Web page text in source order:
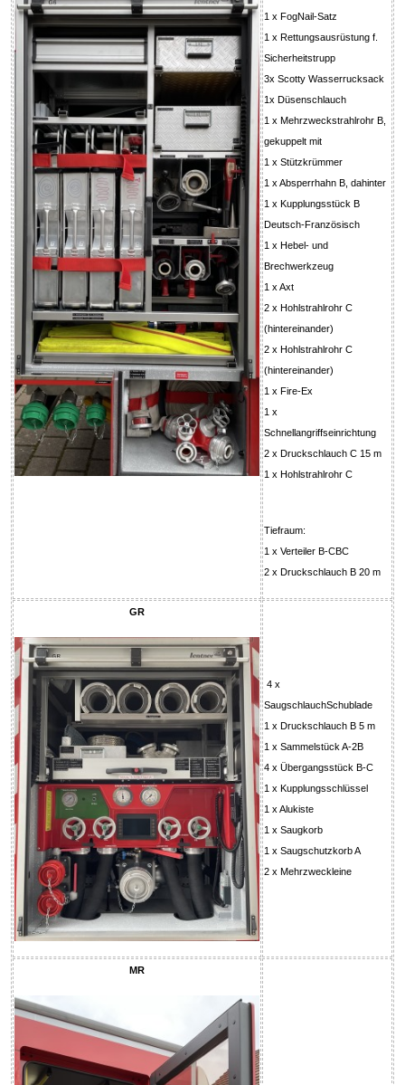
1 x FogNail-Satz
1 x Rettungsausrüstung f.
Sicherheitstrupp
3x Scotty Wasserrucksack
1x Düsenschlauch
1 x Mehrzweckstrahlrohr B,
gekuppelt mit
1 x Stützkrümmer
1 x Absperrhahn B, dahinter
1 x Kupplungsstück B
Deutsch-Französisch
1 x Hebel- und
Brechwerkzeug
1 x Axt
2 x Hohlstrahlrohr C
(hintereinander)
2 x Hohlstrahlrohr C
(hintereinander)
1 x Fire-Ex
1 x
Schnellangriffseinrichtung
2 x Druckschlauch C 15 m
1 x Hohlstrahlrohr C
Tiefraum:
1 x Verteiler B-CBC
2 x Druckschlauch B 20 m
GR
4 x
SaugschlauchSchublade
1 x Druckschlauch B 5 m
1 x Sammelstück A-2B
4 x Übergangsstück B-C
1 x Kupplungsschlüssel
1 x Alukiste
1 x Saugkorb
1 x Saugschutzkorb A
2 x Mehrzweckleine
MR